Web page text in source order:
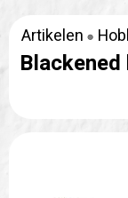
Artikelen